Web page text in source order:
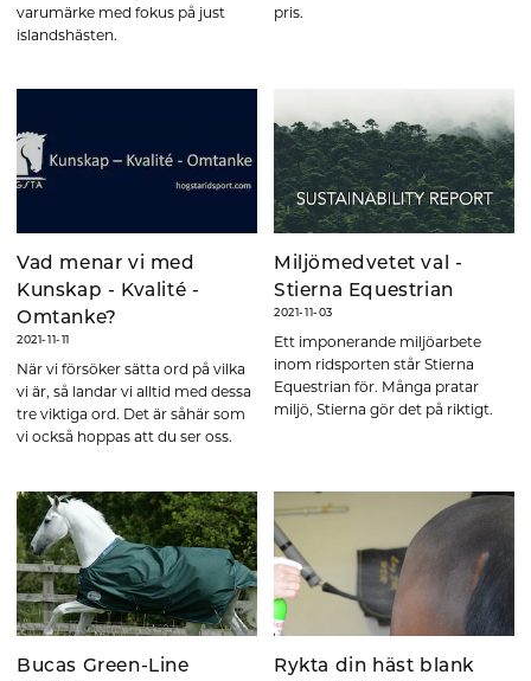
varumärke med fokus på just
islandshästen.
pris.
Vad menar vi med
Kunskap - Kvalité -
Omtanke?
2021-11-11
När vi försöker sätta ord på vilka
vi är, så landar vi alltid med dessa
tre viktiga ord. Det är såhär som
vi också hoppas att du ser oss.
Miljömedvetet val -
Stierna Equestrian
2021-11-03
Ett imponerande miljöarbete
inom ridsporten står Stierna
Equestrian för. Många pratar
miljö, Stierna gör det på riktigt.
Bucas Green-Line
Rykta din häst blank